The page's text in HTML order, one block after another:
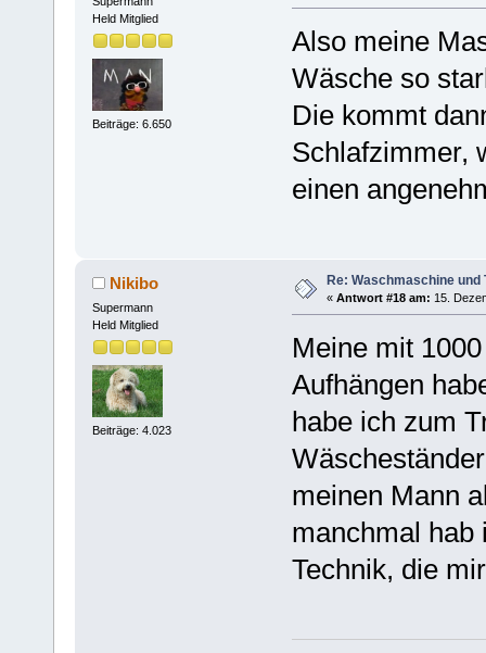
Held Mitglied
Beiträge: 6.650
Also meine
Wäsche so
Die kommt
Schlafzimmer,
einen
Nikibo
Supermann
Held Mitglied
Beiträge: 4.023
Re: Waschmaschine und
« Antwort #18 am: 15.
Meine mit
Aufhängen
habe ich zum
meinen Mann
manchmal hab
Technik, die